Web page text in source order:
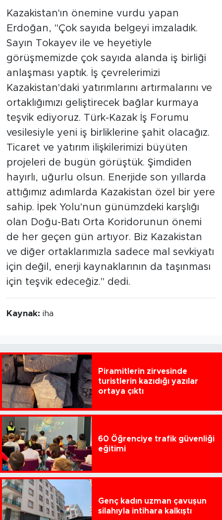
Kazakistan'ın önemine vurdu yapan
Erdoğan, "Çok sayıda belgeyi imzaladık.
Sayın Tokayev ile ve heyetiyle
görüşmemizde çok sayıda alanda iş birliği
anlaşması yaptık. İş çevrelerimizi
Kazakistan'daki yatırımlarını artırmalarını ve
ortaklığımızı geliştirecek bağlar kurmaya
teşvik ediyoruz. Türk-Kazak İş Forumu
vesilesiyle yeni iş birliklerine şahit olacağız.
Ticaret ve yatırım ilişkilerimizi büyüten
projeleri de bugün görüştük. Şimdiden
hayırlı, uğurlu olsun. Enerjide son yıllarda
attığımız adımlarda Kazakistan özel bir yere
sahip. İpek Yolu'nun günümzdeki karşlığı
olan Doğu-Batı Orta Koridorunun önemi
de her geçen gün artıyor. Biz Kazakistan
ve diğer ortaklarımızla sadece mal sevkiyatı
için değil, enerji kaynaklarının da taşınması
için teşvik edeceğiz." dedi.
Kaynak: iha
Piramitlerin zirvesinde
turistlerin kazıdığı yazılar
ortaya çıktı
60 Öğrenciye trafik güvenliği
eğitimi
Genç kadın uzman çavuşun
silahıyla intihara kalkıştı